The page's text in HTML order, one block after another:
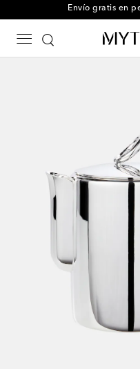
Envío gratis en